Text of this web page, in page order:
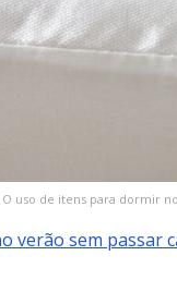
O uso de itens para dormir
verão sem passar